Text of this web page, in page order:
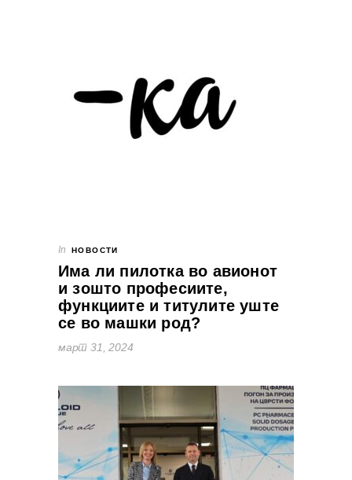
In НОВОСТИ
Има ли пилотка во авионот
и зошто професиите,
функциите и титулите уште
се во машки род?
март 31, 2024